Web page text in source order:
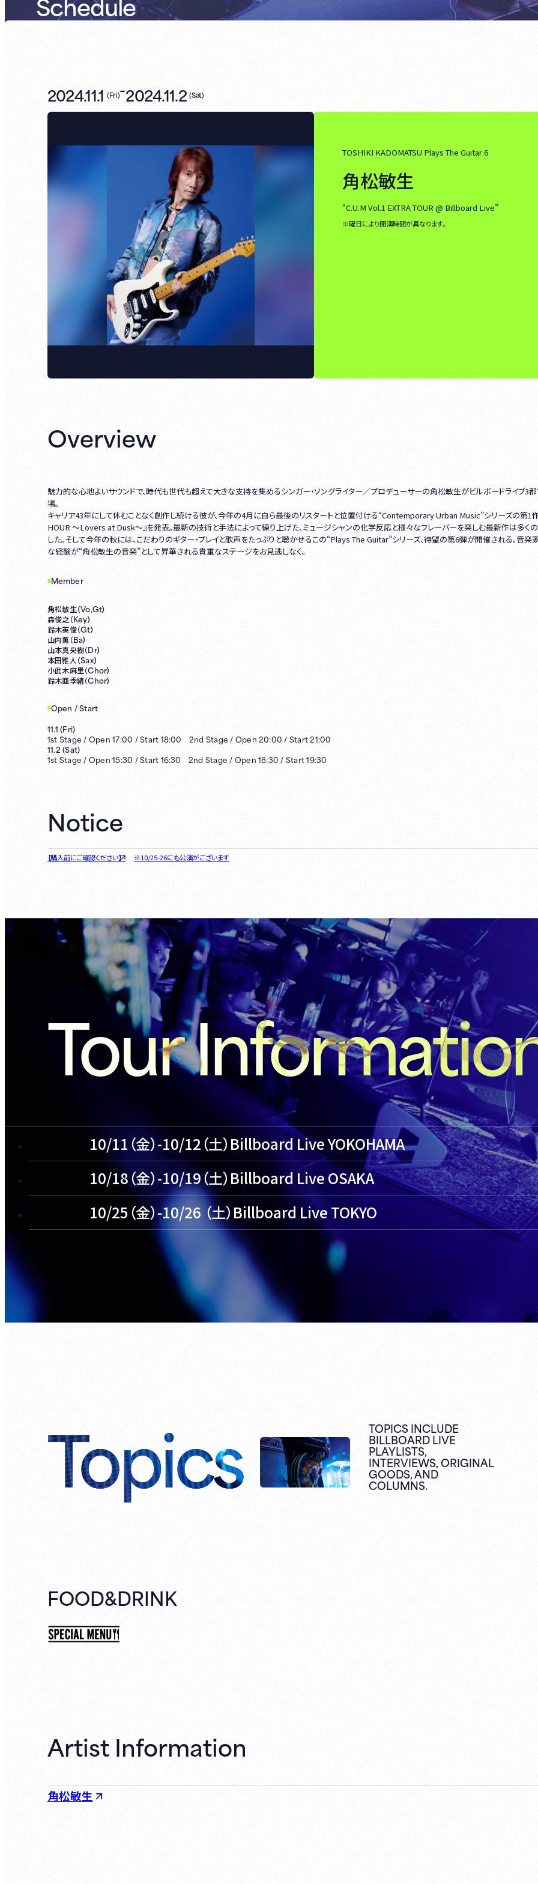
2024.11.1 (Fri)-2024.11.2 (Sat)
TOSHIKI KADOMATSU Plays The Guitar 6
角松敏生
“C.U.M Vol.1 EXTRA TOUR @ Billboard Live”
※曜日により開演時間が異なります。
Overview
魅力的な心地よいサウンドで、時代も世代も超えて大きな支持を集めるシンガー・ソングライター／プロデューサーの角松敏生がビルボードライブ3
場。
キャリア43年にして休むことなく創作し続ける彼が、今年の4月に自ら最後のリスタートと位置付ける“Contemporary Urban Music”シリーズの第1
HOUR ～Lovers at Dusk～』を発表。最新の技術と手法によって練り上げた、ミュージシャンの化学反応と様々なフレーバーを楽しむ最新作は多く
した。そして今年の秋には、こだわりのギター・プレイと歌声をたっぷりと聴かせるこの“Plays The Guitar”シリーズ、待望の第6弾が開催される。音
な経験が“角松敏生の音楽”として昇華される貴重なステージをお見逃しなく。
Member
角松敏生（Vo,Gt）
森俊之（Key）
鈴木英俊（Gt）
山内薫（Ba）
山本真央樹（Dr）
本田雅人（Sax）
小此木麻里（Chor）
鈴木亜季緒（Chor）
Open / Start
11.1 (Fri)
1st Stage / Open17:00 /Start 18:00 2nd Stage / Open 20:00 / Start21:00
11.2 (Sat)
1st Stage / Open15:30 /Start 16:30 2nd Stage / Open 18:30 / Start19:30
Notice
【購入前にご確認ください】 ※10/25-26にも公演がございます
Tour
10/11（金）-10/12（土）Billboard Live YOKOHAMA
10/18（金）-10/19（土）Billboard Live OSAKA
10/25（金）-10/26 （土）Billboard Live TOKYO
Topics TOPICS INCLUDE
BILLBOARD LIVE
PLAYLISTS,
INTERVIEWS,ORIGINAL
GOODS,AND
COLUMNS.
FOOD&DRINK
Artist Information
角松敏生